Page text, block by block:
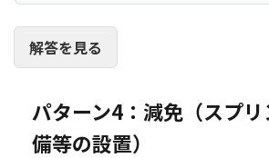
解答を見る
パターン4：減免（スプ
備等の設置）